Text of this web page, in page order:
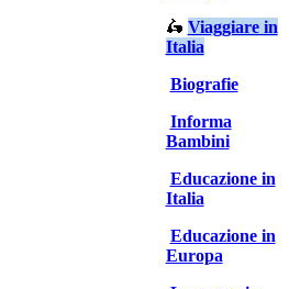
🛵 Viaggiare in
Italia
Biografie
Informa
Bambini
Educazione in
Italia
Educazione in
Europa